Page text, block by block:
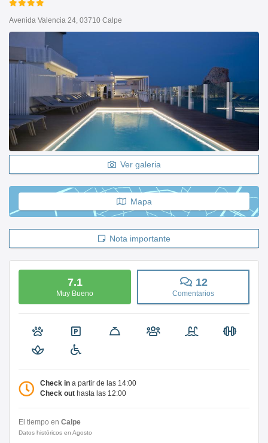
Avenida Valencia 24, 03710 Calpe
Ver galeria
Mapa
Nota importante
7.1
Muy Bueno
12
Comentarios
Check in a partir de las 14:00
Check out hasta las 12:00
El tiempo en Calpe
Datos históricos en Agosto